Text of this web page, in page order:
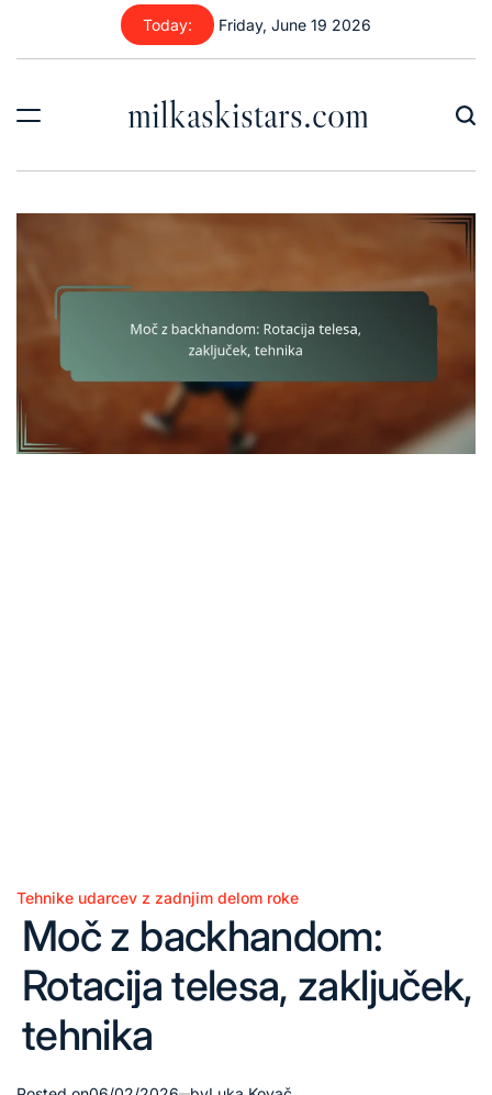
content
Today: Friday, June 19 2026
milkaskistars.com
Posted
Tehnike udarcev z zadnjim delom roke
Moč z backhandom:
Rotacija telesa, zaključek,
tehnika